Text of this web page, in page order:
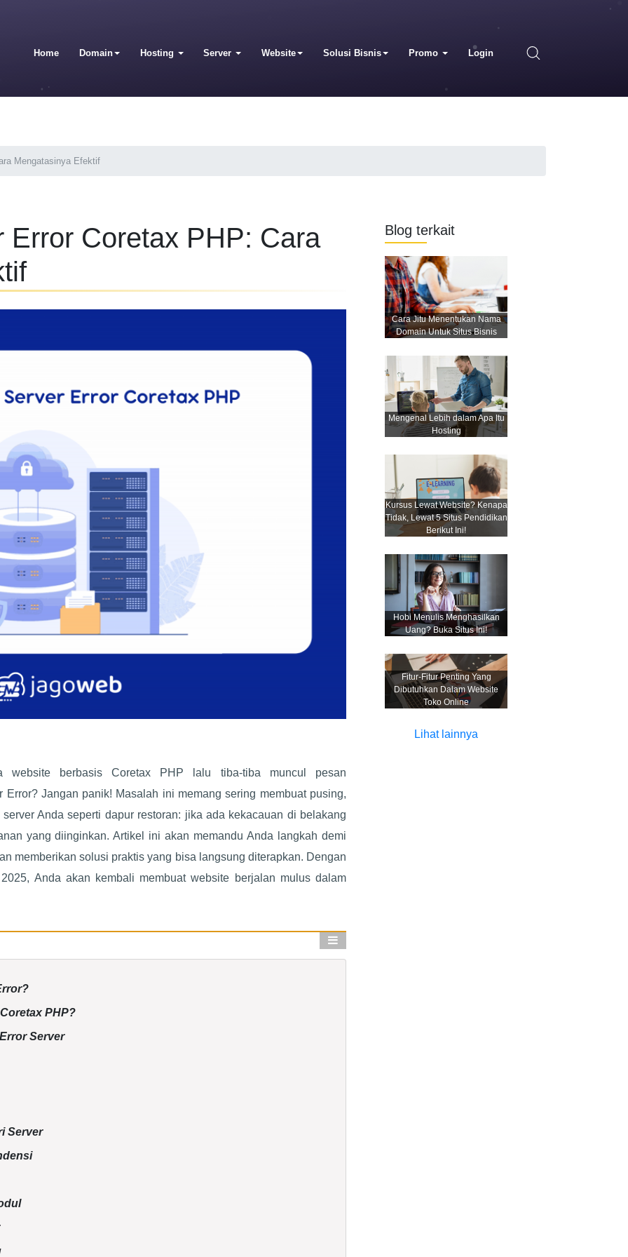
Home Domain Hosting Server Website Solusi Bisnis Promo Login
Mengatasinya Efektif
Error Coretax PHP: Cara
website berbasis Coretax PHP lalu tiba-tiba muncul pesan
Jangan panik! Masalah ini memang sering membuat pusing,
Anda seperti dapur restoran: jika ada kekacauan di belakang
yang diinginkan. Artikel ini akan memandu Anda langkah demi
memberikan solusi praktis yang bisa langsung diterapkan. Dengan
Anda akan kembali membuat website berjalan mulus dalam
PHP?
Server
Server
Blog terkait
Cara Jitu Menentukan Nama
Domain Untuk Situs Bisnis
Mengenal Lebih dalam Apa Itu
Hosting
Kursus Lewat Website? Kenapa
Tidak, Lewat 5 Situs Pendidikan
Berikut Ini!
Hobi Menulis Menghasilkan
Uang? Buka Situs Ini!
Fitur-Fitur Penting Yang
Dibutuhkan Dalam Website
Toko Online
Lihat lainnya